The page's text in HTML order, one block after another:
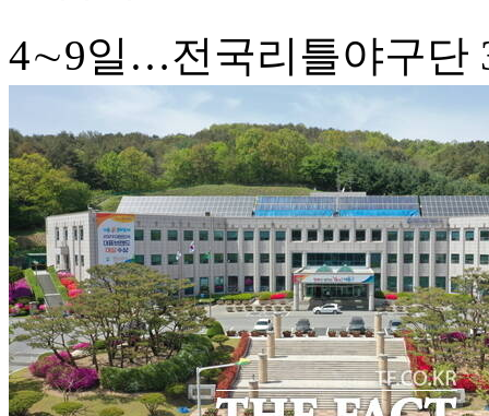
4∼9일…전국리틀야구단